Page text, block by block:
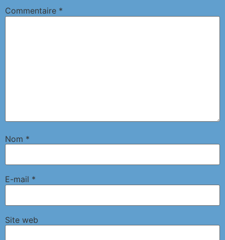
Commentaire *
Nom *
E-mail *
Site web